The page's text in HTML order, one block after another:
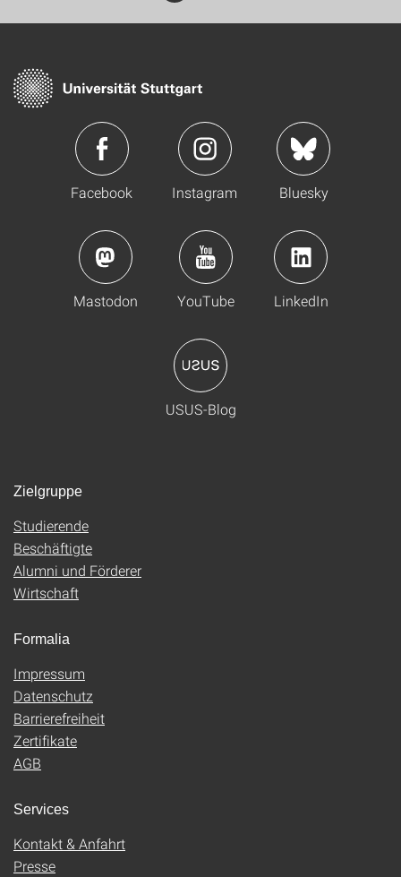
Facebook Instagram Bluesky
Mastodon YouTube LinkedIn
USUS-Blog
Zielgruppe
Studierende
Beschäftigte
Alumni und Förderer
Wirtschaft
Formalia
Impressum
Datenschutz
Barrierefreiheit
Zertifikate
AGB
Services
Kontakt & Anfahrt
Presse